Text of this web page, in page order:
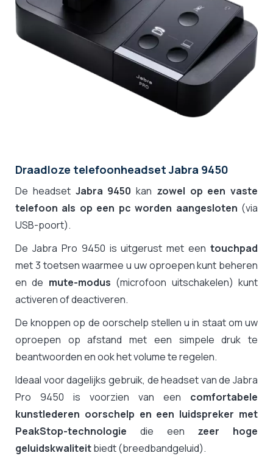
Draadloze telefoonheadset Jabra 9450
De headset Jabra 9450 kan zowel op een vaste
telefoon als op een pc worden aangesloten (via
USB-poort).
De Jabra Pro 9450 is uitgerust met een touchpad
met 3 toetsen waarmee u uw oproepen kunt beheren
en de mute-modus (microfoon uitschakelen) kunt
activeren of deactiveren.
De knoppen op de oorschelp stellen u in staat om uw
oproepen op afstand met een simpele druk te
beantwoorden en ook het volume te regelen.
Ideaal voor dagelijks gebruik, de headset van de Jabra
Pro 9450 is voorzien van een comfortabele
kunstlederen oorschelp en een luidspreker met
PeakStop-technologie die een zeer hoge
geluidskwaliteitbiedt (breedbandgeluid).